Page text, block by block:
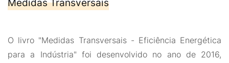
Medidas Transversais
O livro "Medidas Transversais - Eficiência Energética
para a Indústria" foi desenvolvido no ano de 2016,